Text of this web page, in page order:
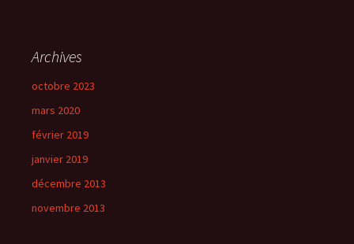
Archives
octobre 2023
mars 2020
février 2019
janvier 2019
décembre 2013
novembre 2013